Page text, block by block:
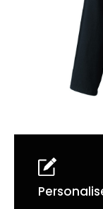
Beechfield
Blakläder
Claude
Craft
Edge